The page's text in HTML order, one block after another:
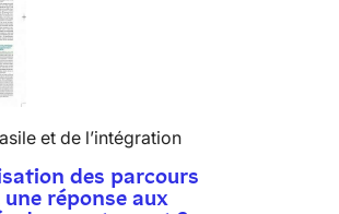
et de l’intégration
des parcours
réponse aux